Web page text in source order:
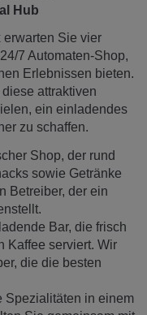
Hub
erwarten Sie vier
7 Automaten-Shop,
Erlebnissen bieten.
attraktiven
ein einladendes
zu schaffen.
Shop, der rund
sowie Getränke
Betreiber, der ein
Bar, die frisch
Kaffee serviert. Wir
die die besten
Spezialitäten in einem